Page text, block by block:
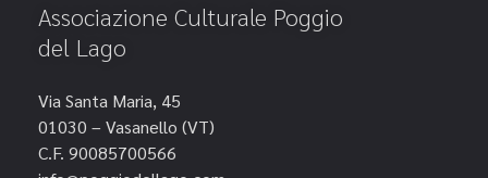
Associazione Culturale Poggio
del Lago
Via Santa Maria, 45
01030 – Vasanello (VT)
C.F. 90085700566